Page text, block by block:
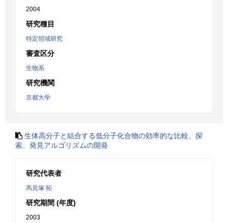
2004
研究種目
特定領域研究
審査区分
生物系
研究機関
京都大学
生体高分子と結合する低分子化合物の効率的な比較、探
索、発見アルゴリズムの開発
研究代表者
馬見塚 拓
研究期間 (年度)
2003